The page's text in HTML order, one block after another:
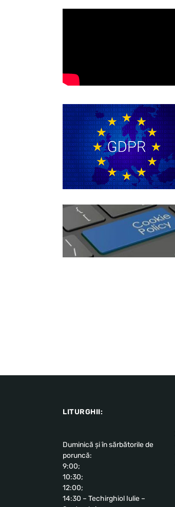
LITURGHII:
Duminică și în sărbătorile de
poruncă:
9:00;
10:30;
12:00;
14:30 – Techirghiol Iulie –